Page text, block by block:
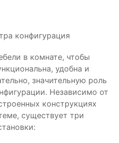
в комнате, чтобы
удобна и
значительную роль
Независимо от
конструкциях
существует три